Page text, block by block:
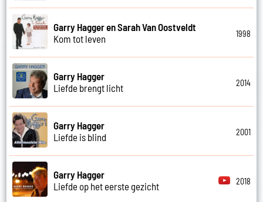
Garry Hagger en Sarah Van Oostveldt
Kom tot leven
1998
Garry Hagger
Liefde brengt licht
2014
Garry Hagger
Liefde is blind
2001
Garry Hagger
Liefde op het eerste gezicht
2018